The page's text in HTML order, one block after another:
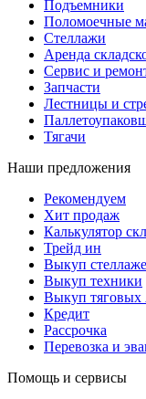
Подъемники
Поломоечные
Стеллажи
Аренда
Сервис и
Запчасти
Лестницы и
Тягачи
Наши предложения
Рекомендуем
Хит продаж
Калькулятор
Трейд ин
Выкуп
Выкуп техники
Выкуп
Кредит
Рассрочка
Перевозка и
Помощь и сервисы